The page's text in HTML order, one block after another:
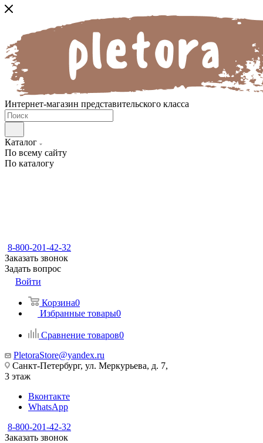
Интернет-магазин представительского класса
Каталог
По всему сайту
По каталогу
8-800-201-42-32
Заказать звонок
Задать вопрос
Войти
Корзина0
Избранные товары0
Сравнение товаров0
PletoraStore@yandex.ru
Санкт-Петербург, ул. Меркурьева, д. 7,
3 этаж
Вконтакте
WhatsApp
8-800-201-42-32
Заказать звонок